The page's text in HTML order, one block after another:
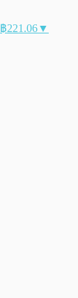
฿221.06▼